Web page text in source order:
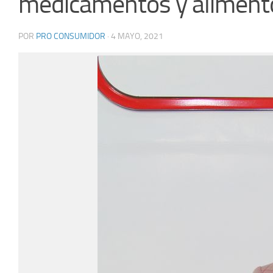
POR PRO CONSUMIDOR · 4 MAYO, 2021